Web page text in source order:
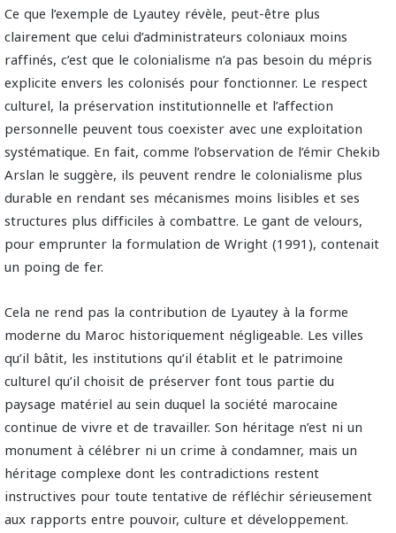
Ce que l’exemple de Lyautey révèle, peut-être plus
clairement que celui d’administrateurs coloniaux moins
raffinés, c’est que le colonialisme n’a pas besoin du mépris
explicite envers les colonisés pour fonctionner. Le respect
culturel, la préservation institutionnelle et l’affection
personnelle peuvent tous coexister avec une exploitation
systématique. En fait, comme l’observation de l’émir Chekib
Arslan le suggère, ils peuvent rendre le colonialisme plus
durable en rendant ses mécanismes moins lisibles et ses
structures plus difficiles à combattre. Le gant de velours,
pour emprunter la formulation de Wright (1991), contenait
un poing de fer.
Cela ne rend pas la contribution de Lyautey à la forme
moderne du Maroc historiquement négligeable. Les villes
qu’il bâtit, les institutions qu’il établit et le patrimoine
culturel qu’il choisit de préserver font tous partie du
paysage matériel au sein duquel la société marocaine
continue de vivre et de travailler. Son héritage n’est ni un
monument à célébrer ni un crime à condamner, mais un
héritage complexe dont les contradictions restent
instructives pour toute tentative de réfléchir sérieusement
aux rapports entre pouvoir, culture et développement.